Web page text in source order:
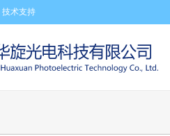
技术支持